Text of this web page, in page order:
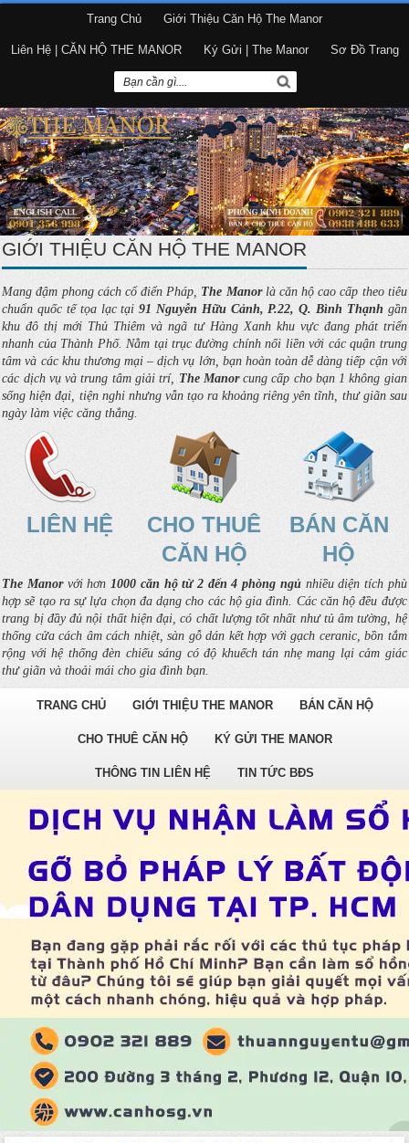
Trang Chủ Giới Thiệu Căn Hộ The Manor
Liên Hệ | CĂN HỘ THE MANOR Ký Gửi | The Manor Sơ Đồ Trang
GIỚI THIỆU CĂN HỘ THE MANOR
Mang đậm phong cách cổ điển Pháp, The Manorlà căn hộ cao cấp theo tiêu
chuẩn quốc tế tọa lạc tại91 Nguyễn Hữu Cảnh, P.22, Q. Bình Thạnh gần
khu đô thị mới Thủ Thiêm và ngã tư Hàng Xanh khu vực đang phát triển
nhanh của Thành Phố. Nằm tại trục đường chính nối liền với các quận trung
tâm và các khu thương mại – dịch vụ lớn, bạn hoàn toàn dễ dàng tiếp cận với
các dịch vụ và trung tâm giải trí, The Manorcung cấp cho bạn 1 không gian
sống hiện đại, tiện nghi nhưng vẫn tạo ra khoảng riêng yên tĩnh, thư giãn sau
ngày làm việc căng thẳng.
LIÊN HỆ
CHO THUÊ
CĂN HỘ
BÁN CĂN
HỘ
The Manorvới hơn1000 căn hộ từ 2 đến 4 phòng ngủnhiều diện tích phù
hợp sẽ tạo ra sự lựa chọn đa dạng cho các hộ gia đình. Các căn hộ đều được
trang bị đầy đủ nội thất hiện đại, có chất lượng tốt nhất như tủ âm tường, hệ
thống cửa cách âm cách nhiệt, sàn gỗ dán kết hợp với gạch ceranic, bồn tắm
rộng với hệ thống đèn chiếu sáng có độ khuếch tán nhẹ mang lại cảm giác
thư giãn và thoải mái cho gia đình bạn.
TRANG CHỦ GIỚI THIỆU THE MANOR BÁN CĂN HỘ
CHO THUÊ CĂN HỘ KÝ GỬI THE MANOR
THÔNG TIN LIÊN HỆ TIN TỨC BĐS